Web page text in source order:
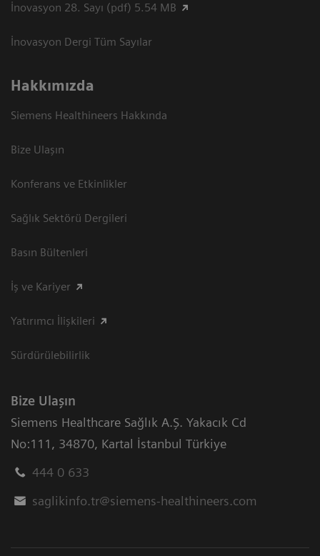
İnovasyon 28. Sayı (pdf) 5.54 MB
İnovasyon Dergi Tüm Sayılar
Hakkımızda
Siemens Healthineers Hakkında
Bize Ulaşın
Konferans ve Etkinlikler
Sağlık Sektörü Dergileri
Basın Bültenleri
İş ve Kariyer
Yatırımcı İlişkileri
Sürdürülebilirlik
Bize Ulaşın
Siemens Healthcare Sağlık A.Ş. Yakacık Cd
No:111 , 34870, Kartal İstanbul Türkiye
444 0 633
saglikinfo.tr@siemens-healthineers.com